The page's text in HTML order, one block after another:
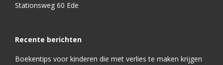
Stationsweg 60 Ede
Recente berichten
Boekentips voor kinderen die met verlies te maken krijgen